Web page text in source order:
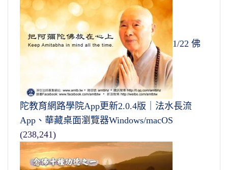
1/22 佛
陀教育網路學院App更新2.0.4版｜法水長流
App、華藏桌面瀏覽器Windows/macOS
(238,241)